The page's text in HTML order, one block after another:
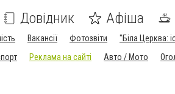
Довідник Афіша
Вакансії Фотозвіти "Біла Церква:
Реклама на сайті Авто / Мото